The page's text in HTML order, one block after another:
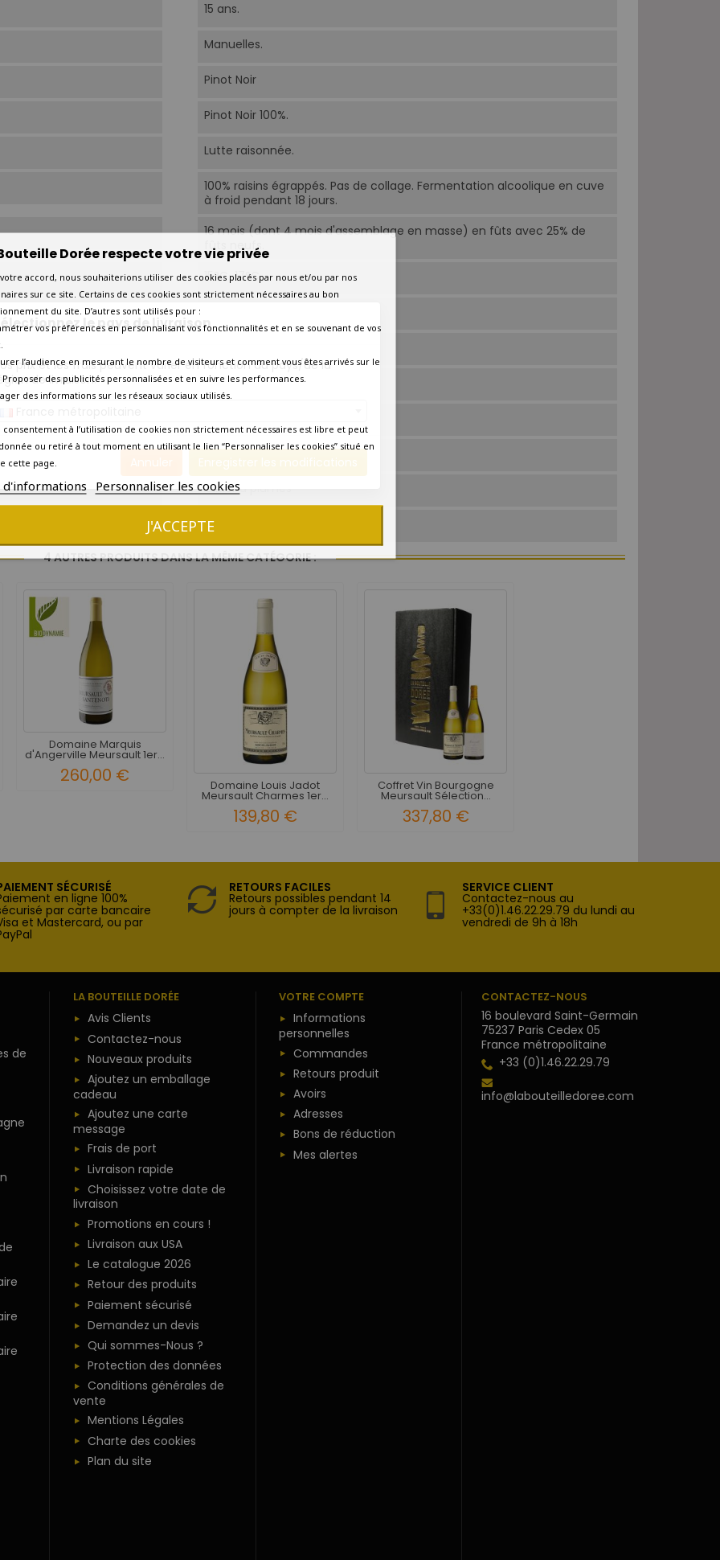
le pays de livraison
prix et les frais peuvent varier en fonction du pays/de la
de livraison.
Annuler Enregistrer les modifications
15 ans.
Manuelles.
Pinot Noir
Pinot Noir 100%.
Lutte raisonnée.
100% raisins égrappés. Pas de collage. Fermentation alcoolique en cuve
à froid pendant 18 jours.
16 mois (dont 4 mois d'assemblage en masse) en fûts avec 25% de
fûts neufs.
15°C-17°C.
Amateur éclairé
Bœuf cuisiné
Gibier à plumes
Livraison en 7 jours ouvrés
4 AUTRES PRODUITS DANS LA MÊME CATÉGORIE :
Domaine Marquis
d'Angerville Meursault 1er...
260,00 € Domaine Louis Jadot
Meursault Charmes 1er...
139,80 €
Coffret Vin Bourgogne
Meursault Sélection...
337,80 €
SÉCURISÉ
en ligne 100%
par carte bancaire
et Mastercard, ou par
RETOURS FACILES
Retours possibles pendant 14
jours à compter de la livraison
SERVICE CLIENT
Contactez-nous au
+33(0)1.46.22.29.79 du lundi au
vendredi de 9h à 18h
de
LA BOUTEILLE DORÉE
Avis Clients
Contactez-nous
Nouveaux produits
Ajoutez un emballage
cadeau
Ajoutez une carte
message
Frais de port
Livraison rapide
Choisissez votre date de
livraison
Promotions en cours !
Livraison aux USA
Le catalogue 2026
Retour des produits
Paiement sécurisé
Demandez un devis
Qui sommes-Nous ?
Protection des données
Conditions générales de
vente
Mentions Légales
Charte des cookies
Plan du site
VOTRE COMPTE
Informations
personnelles
Commandes
Retours produit
Avoirs
Adresses
Bons de réduction
Mes alertes
CONTACTEZ-NOUS
16 boulevard Saint-Germain
75237 Paris Cedex 05
France métropolitaine
+33 (0)1.46.22.29.79
info@labouteilledoree.com
Dorée respecte votre vie privée
accord, nous souhaiterions utiliser des cookies placés par nous et/ou par nos
sur ce site. Certains de ces cookies sont strictement nécessaires au bon
du site. D’autres sont utilisés pour :
vos préférences en personnalisant vos fonctionnalités et en se souvenant de vos
l’audience en mesurant le nombre de visiteurs et comment vous êtes arrivés sur le
Proposer des publicités personnalisées et en suivre les performances.
des informations sur les réseaux sociaux utilisés.
consentement à l’utilisation de cookies non strictement nécessaires est libre et peut
ou retiré à tout moment en utilisant le lien “Personnaliser les cookies” situé en
cette page.
d'informations Personnaliser les cookies
J'ACCEPTE